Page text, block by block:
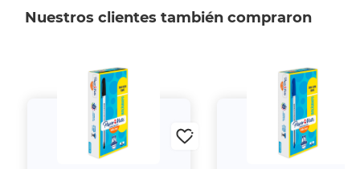
Nuestros clientes también compraron